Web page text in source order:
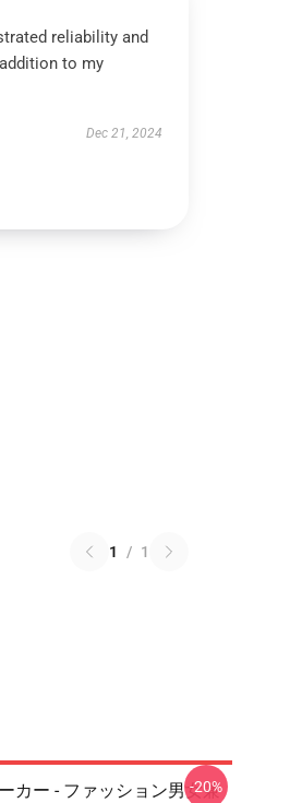
reliability and
to my
Dec 21, 2024
1 / 1
カー - ファッション男女兼
-20%